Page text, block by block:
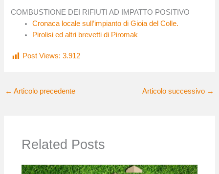
COMBUSTIONE DEI RIFIUTI AD IMPATTO POSITIVO
Cronaca locale sull’impianto di Gioia del Colle.
Pirolisi ed altri brevetti di Piromak
Post Views: 3.912
← Articolo precedente Articolo successivo →
Related Posts